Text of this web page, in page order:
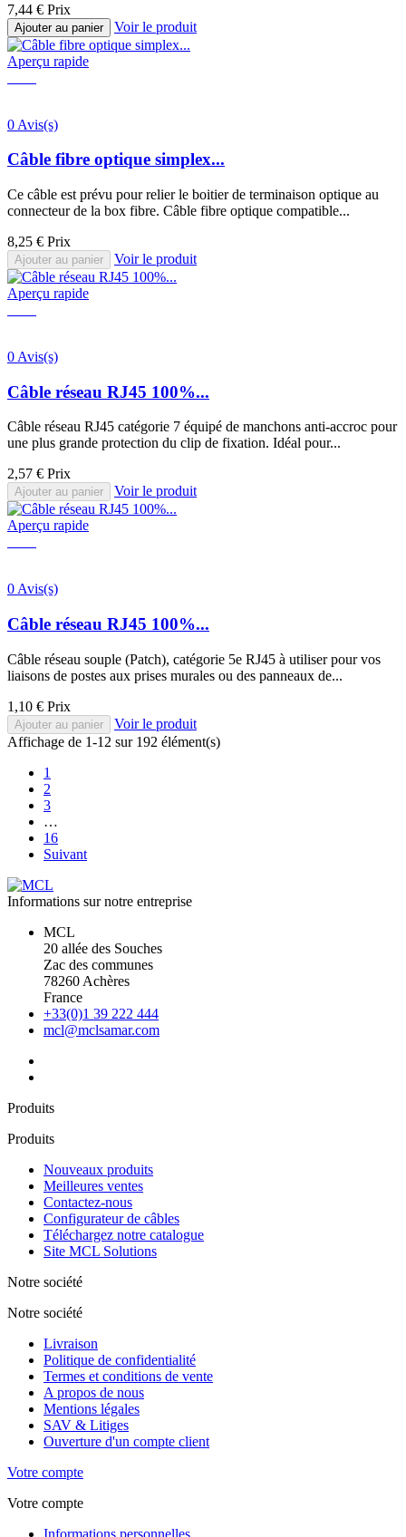
7,44 € Prix
Ajouter au panier Voir le produit
Aperçu rapide
0 Avis(s)
Câble fibre optique simplex...
Ce câble est prévu pour relier le boitier de terminaison optique au
connecteur de la box fibre. Câble fibre optique compatible...
8,25 € Prix
Ajouter au panier Voir le produit
Aperçu rapide
0 Avis(s)
Câble réseau RJ45 100%...
Câble réseau RJ45 catégorie 7 équipé de manchons anti-accroc pour
une plus grande protection du clip de fixation. Idéal pour...
2,57 € Prix
Ajouter au panier Voir le produit
Aperçu rapide
0 Avis(s)
Câble réseau RJ45 100%...
Câble réseau souple (Patch), catégorie 5e RJ45 à utiliser pour vos
liaisons de postes aux prises murales ou des panneaux de...
1,10 € Prix
Ajouter au panier
Voir le produit
Affichage de 1-12 sur 192 élément(s)
1
2
3
…
16
Suivant
Informations sur notre entreprise
MCL
20 allée des Souches
Zac des communes
78260 Achères
France
+33(0)1 39 222 444
mcl@mclsamar.com
Produits
Produits
Nouveaux produits
Meilleures ventes
Contactez-nous
Configurateur de câbles
Téléchargez notre catalogue
Site MCL Solutions
Notre société
Notre société
Livraison
Politique de confidentialité
Termes et conditions de vente
A propos de nous
Mentions légales
SAV & Litiges
Ouverture d'un compte client
Votre compte
Votre compte
Informations personnelles